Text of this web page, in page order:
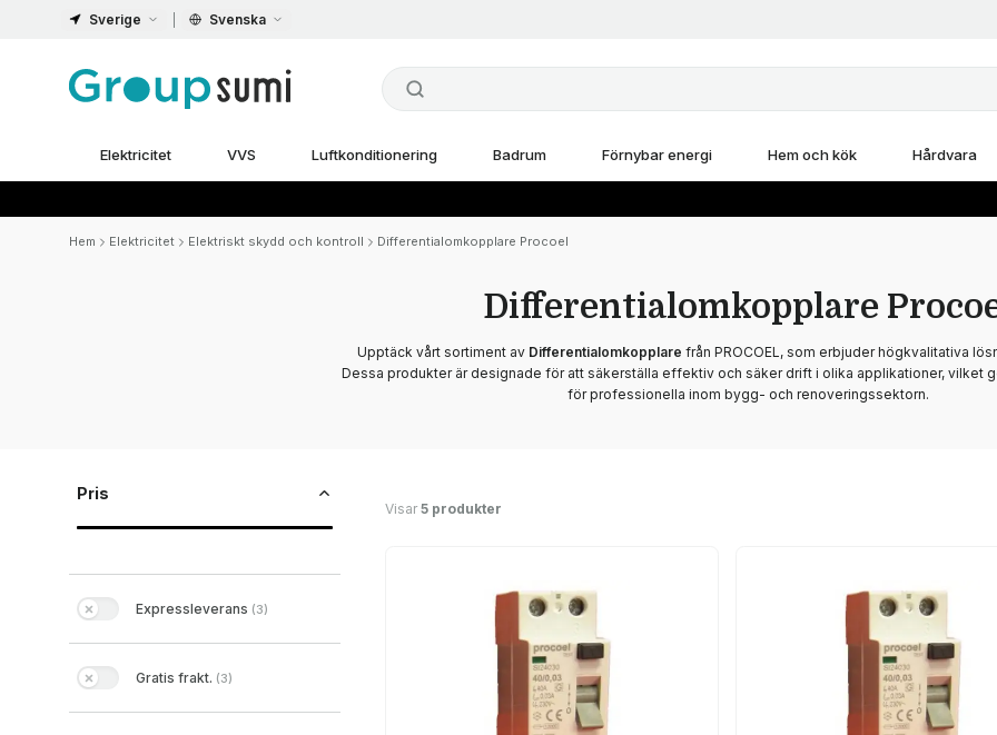
Sverige Svenska
Elektricitet VVS Luftkonditionering Badrum Förnybar energi Hem och kök Hårdvara
Hem Elektricitet Elektriskt skydd och kontroll Differentialomkopplare Procoel
Differentialomkopplare
Upptäck vårt sortiment av Differentialomkopplare från PROCOEL, som erbjuder högkvalitativa
Dessa produkter är designade för att säkerställa effektiv och säker drift i olika applikationer, vilket
för professionella inom bygg- och renoveringssektorn.
Pris
Expressleverans (3)
Gratis frakt. (3)
Visar 5 produkter